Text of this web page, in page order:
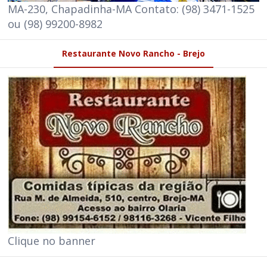
MA-230, Chapadinha-MA Contato: (98) 3471-1525
ou (98) 99200-8982
Restaurante Novo Rancho - Brejo
Clique no banner